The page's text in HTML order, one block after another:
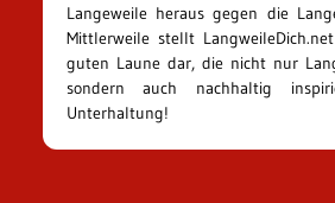
Langeweile heraus gegen die
Mittlerweile stellt
guten Laune dar, die nicht nur
sondern auch nachhaltig
Unterhaltung!